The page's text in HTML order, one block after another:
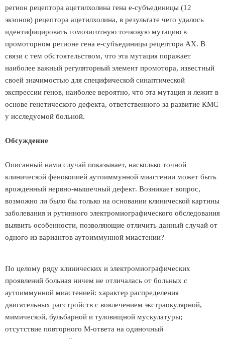
регион рецептора ацетилхолина гена e-субъединицы (12
экзонов) рецептора ацетилхолина, в результате чего удалось
идентифицировать гомозиготную точковую мутацию в
промоторном регионе гена e-субъединицы рецептора АХ. В
связи с тем обстоятельством, что эта мутация поражает
наиболее важный регуляторный элемент промотора, известный
своей значимостью для специфической синаптической
экспрессии генов, наиболее вероятно, что эта мутация и лежит в
основе генетического дефекта, ответственного за развитие КМС
у исследуемой больной.
Обсуждение
Описанный нами случай показывает, насколько точной
клинической фенокопией аутоиммунной миастении может быть
врожденный нервно-мышечный дефект. Возникает вопрос,
возможно ли было бы только на основании клинической картины
заболевания и рутинного электромиографического обследования
выявить особенности, позволяющие отличить данный случай от
одного из вариантов аутоиммунной миастении?
По целому ряду клинических и электромиографических
проявлений больная ничем не отличалась от больных с
аутоиммунной миастенией: характер распределения
двигательных расстройств с вовлечением экстраокулярной,
мимической, бульбарной и туловищной мускулатуры;
отсутствие повторного М-ответа на одиночный